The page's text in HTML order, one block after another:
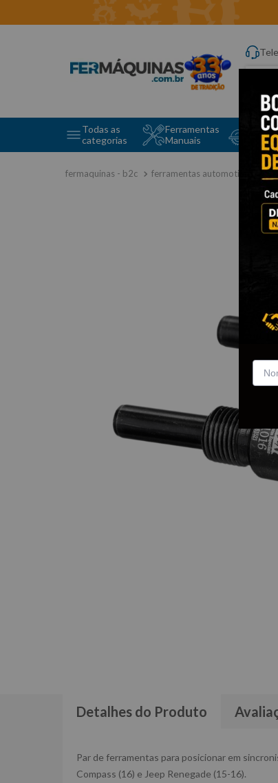
Digite
Todas as
categorias
Ferramentas
Manuais
e
ferramentas automotivas
Detalhes do Produto
Par de ferramentas para posicionar em
Compass (16) e Jeep Renegade (15-16).